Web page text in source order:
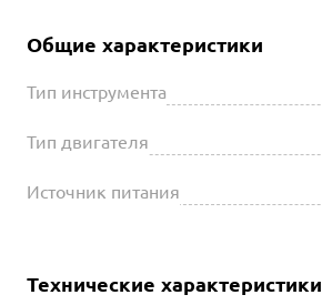
Общие характеристики
Тип инструмента
Тип двигателя
Источник питания
Технические характеристики